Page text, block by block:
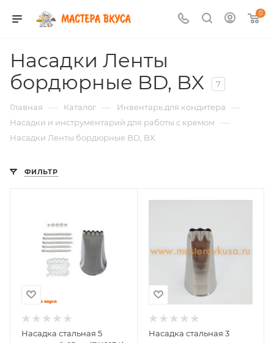
0
Насадки Ленты
бордюрные BD, BX
7
Главная — Каталог — Инвентарь для кондитера —
Насадки и инструментарий для работы с кремом —
Насадки Ленты бордюрные BD, BX
ФИЛЬТР
Насадка стальная 5
Насадка стальная 3